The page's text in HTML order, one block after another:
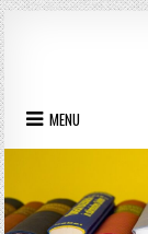
Skip to content
MENU